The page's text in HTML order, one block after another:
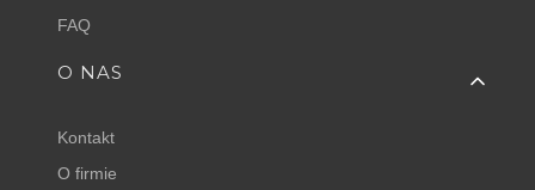
FAQ
O NAS
Kontakt
O firmie